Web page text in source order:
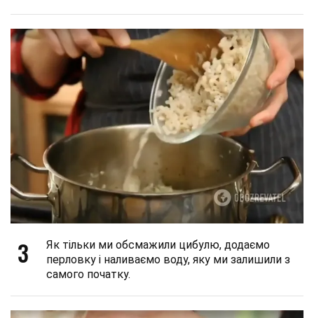
3
Як тільки ми обсмажили цибулю, додаємо
перловку і наливаємо воду, яку ми залишили з
самого початку.